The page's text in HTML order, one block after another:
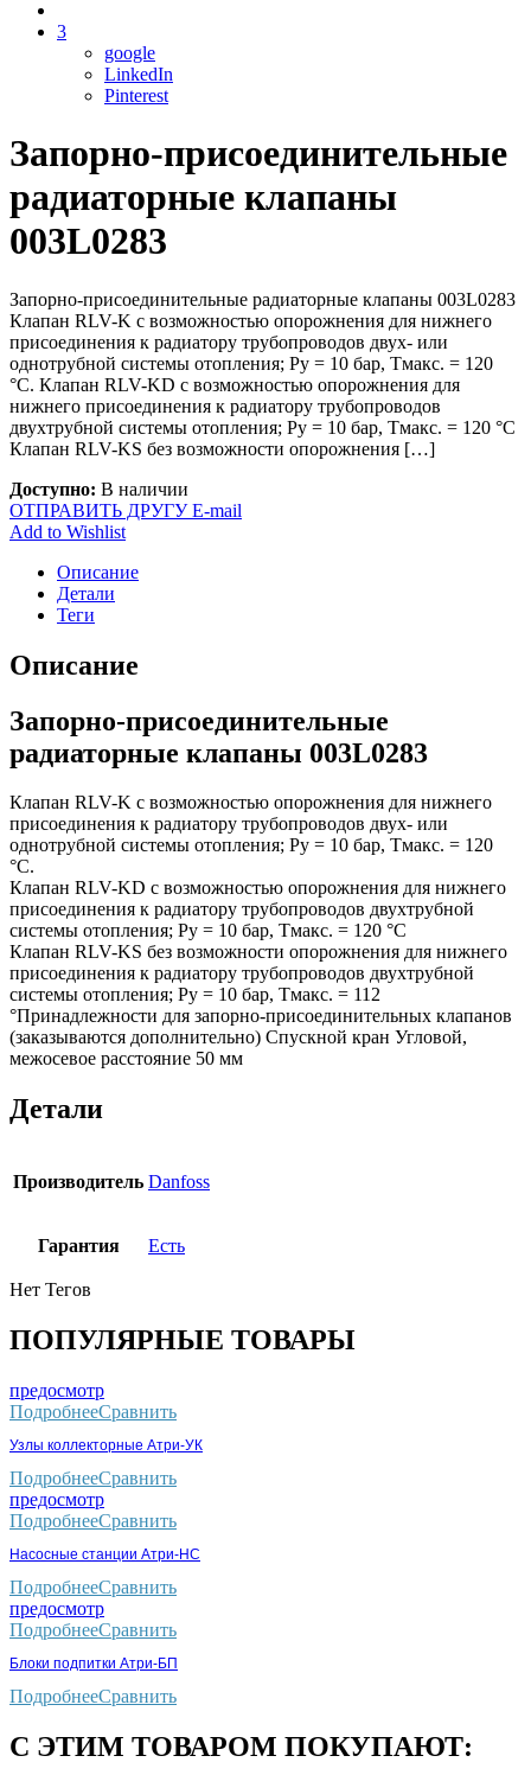
3
google
LinkedIn
Pinterest
Запорно-присоединительные
радиаторные клапаны
003L0283
Запорно-присоединительные радиаторные клапаны 003L0283
Клапан RLV-K с возможностью опорожнения для нижнего
присоединения к радиатору трубопроводов двух- или
однотрубной системы отопления; Ру = 10 бар, Тмакс. = 120
°С. Клапан RLV-KD с возможностью опорожнения для
нижнего присоединения к радиатору трубопроводов
двухтрубной системы отопления; Ру = 10 бар, Тмакс. = 120 °С
Клапан RLV-KS без возможности опорожнения […]
Доступно: В наличии
ОТПРАВИТЬ ДРУГУ E-mail
Add to Wishlist
Описание
Детали
Теги
Описание
Запорно-присоединительные
радиаторные клапаны 003L0283
Клапан RLV-K с возможностью опорожнения для нижнего
присоединения к радиатору трубопроводов двух- или
однотрубной системы отопления; Ру = 10 бар, Тмакс. = 120
°С.
Клапан RLV-KD с возможностью опорожнения для нижнего
присоединения к радиатору трубопроводов двухтрубной
системы отопления; Ру = 10 бар, Тмакс. = 120 °С
Клапан RLV-KS без возможности опорожнения для нижнего
присоединения к радиатору трубопроводов двухтрубной
системы отопления; Ру = 10 бар, Тмакс. = 112
°Принадлежности для запорно-присоединительных клапанов
(заказываются дополнительно) Спускной кран Угловой,
межосевое расстояние 50 мм
Детали
Производитель Danfoss
Гарантия Есть
Нет Тегов
ПОПУЛЯРНЫЕ ТОВАРЫ
предосмотр
ПодробнееСравнить
Узлы коллекторные Атри-УК
ПодробнееСравнить
предосмотр
ПодробнееСравнить
Насосные станции Атри-НС
ПодробнееСравнить
предосмотр
ПодробнееСравнить
Блоки подпитки Атри-БП
ПодробнееСравнить
С ЭТИМ ТОВАРОМ ПОКУПАЮТ: